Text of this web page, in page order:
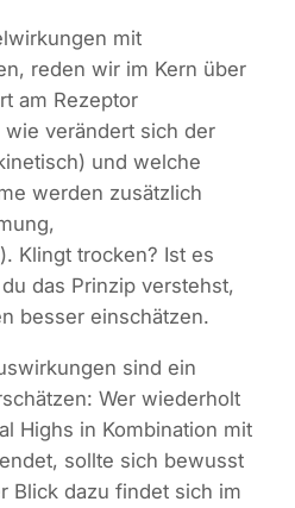
mit
reden wir im Kern über
am Rezeptor
verändert sich der
und welche
werden zusätzlich
Klingt trocken? Ist es
das Prinzip verstehst,
besser einschätzen.
sind ein
Wer wiederholt
Highs in Kombination mit
sollte sich bewusst
Blick dazu findet sich im